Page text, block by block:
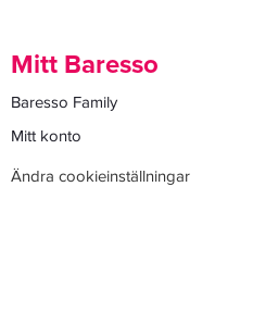
Mitt Baresso
Baresso Family
Mitt konto
Ändra cookieinställningar